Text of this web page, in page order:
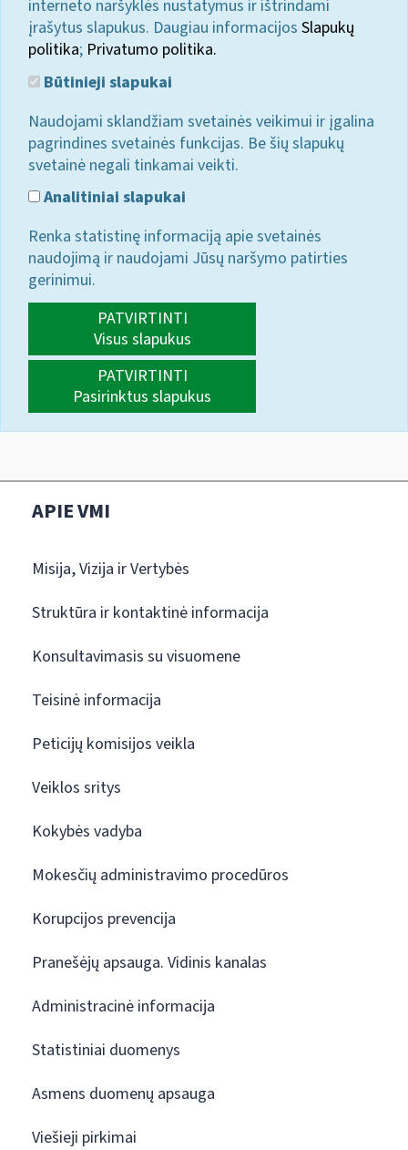
interneto naršyklės nustatymus ir ištrindami
įrašytus slapukus. Daugiau informacijos Slapukų
politika; Privatumo politika.
Būtinieji slapukai
Naudojami sklandžiam svetainės veikimui ir įgalina
pagrindines svetainės funkcijas. Be šių slapukų
svetainė negali tinkamai veikti.
Analitiniai slapukai
Renka statistinę informaciją apie svetainės
naudojimą ir naudojami Jūsų naršymo patirties
gerinimui.
PATVIRTINTI
Visus slapukus
PATVIRTINTI
Pasirinktus slapukus
APIE VMI
Misija, Vizija ir Vertybės
Struktūra ir kontaktinė informacija
Konsultavimasis su visuomene
Teisinė informacija
Peticijų komisijos veikla
Veiklos sritys
Kokybės vadyba
Mokesčių administravimo procedūros
Korupcijos prevencija
Pranešėjų apsauga. Vidinis kanalas
Administracinė informacija
Statistiniai duomenys
Asmens duomenų apsauga
Viešieji pirkimai